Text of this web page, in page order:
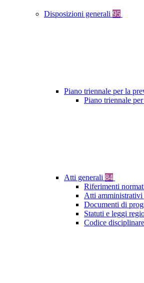
Disposizioni generali 95
Piano triennale per la
Piano triennale
Atti generali 84
Riferimenti
Atti amministrativi
Documenti di
Statuti e leggi
Codice